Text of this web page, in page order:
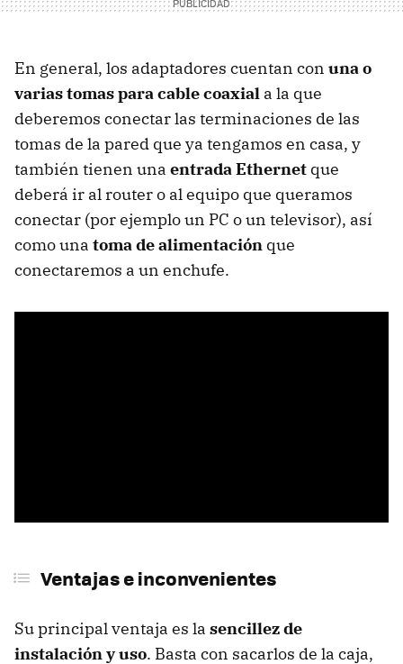
En general, los adaptadores cuentan con una o
varias tomas para cable coaxial a la que
deberemos conectar las terminaciones de las
tomas de la pared que ya tengamos en casa, y
también tienen una entrada Ethernet que
deberá ir al router o al equipo que queramos
conectar (por ejemplo un PC o un televisor), así
como una toma de alimentación que
conectaremos a un enchufe.
Ventajas e inconvenientes
Su principal ventaja es la sencillez de
instalación y uso. Basta con sacarlos de la caja,